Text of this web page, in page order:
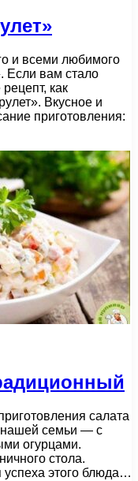
и всеми любимого
Если вам стало
как
Вкусное и
приготовления:
салата
нашей семьи — с
огурцами.
стола.
этого блюда…